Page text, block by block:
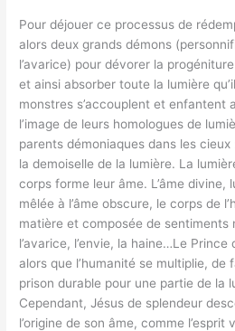
Pour déjouer ce processus de
alors deux grands démons
l’avarice) pour dévorer la
et ainsi absorber toute la lumière
monstres s’accouplent et enfantent
l’image de leurs homologues de
parents démoniaques dans les
la demoiselle de la lumière. La
corps forme leur âme. L’âme divine,
mêlée à l’âme obscure, le corps de
matière et composée de sentiments
l’avarice, l’envie, la haine…Le Prince
alors que l’humanité se multiplie, de
prison durable pour une partie de la
Cependant, Jésus de splendeur
l’origine de son âme, comme l’esprit